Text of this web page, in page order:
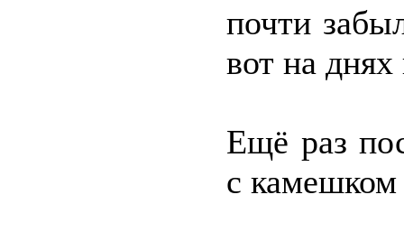
почти
вот на
Ещё раз
с камешком